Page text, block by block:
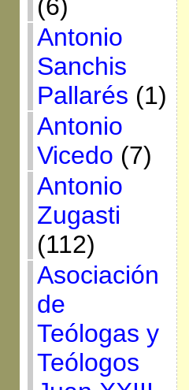
(6)
Antonio
Sanchis
Pallarés (1)
Antonio
Vicedo (7)
Antonio
Zugasti
(112)
Asociación
de
Teólogas y
Teólogos